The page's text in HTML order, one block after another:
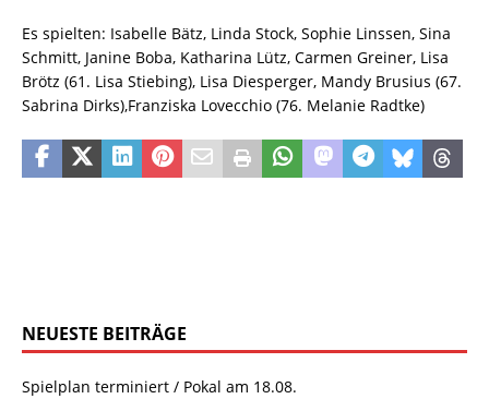
Es spielten: Isabelle Bätz, Linda Stock, Sophie Linssen, Sina
Schmitt, Janine Boba, Katharina Lütz, Carmen Greiner, Lisa
Brötz (61. Lisa Stiebing), Lisa Diesperger, Mandy Brusius (67.
Sabrina Dirks),Franziska Lovecchio (76. Melanie Radtke)
NEUESTE BEITRÄGE
Spielplan terminiert / Pokal am 18.08.